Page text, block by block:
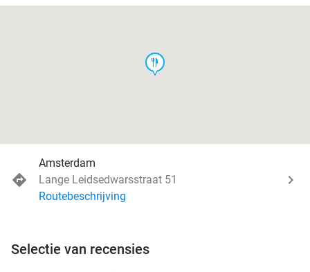
food
Amsterdam
Lange Leidsedwarsstraat 51
Routebeschrijving
Selectie van recensies